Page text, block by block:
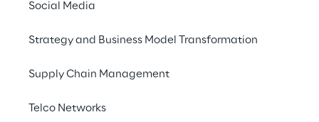
Social Media
Strategy and Business Model Transformation
Supply Chain Management
Telco Networks
implementarlo grazie ai servizi
REGISTRATI ORA!